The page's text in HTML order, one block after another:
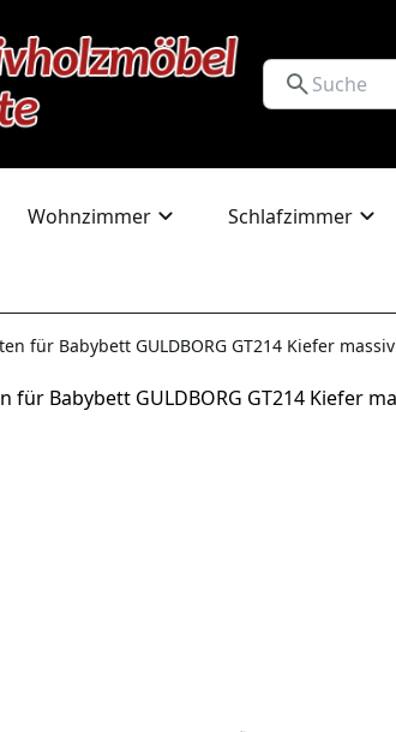
Wohnzimmer Schlafzimmer
für Babybett GULDBORG GT214 Kiefer massiv